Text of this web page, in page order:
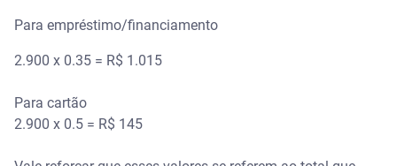
Para empréstimo/financiamento
2.900 x 0.35 = R$ 1.015
Para cartão
2.900 x 0.5 = R$ 145